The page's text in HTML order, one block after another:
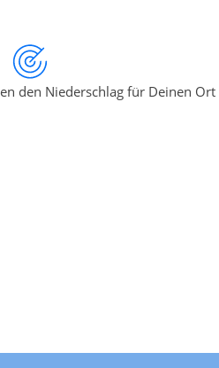
den Niederschlag für Deinen Ort